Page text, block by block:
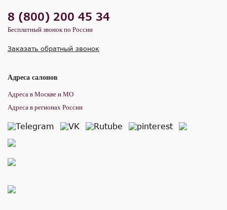
8 (800) 200 45 34
Бесплатный звонок по России
Заказать обратный звонок
Адреса салонов
Адреса в Москве и МО
Адреса в регионах России